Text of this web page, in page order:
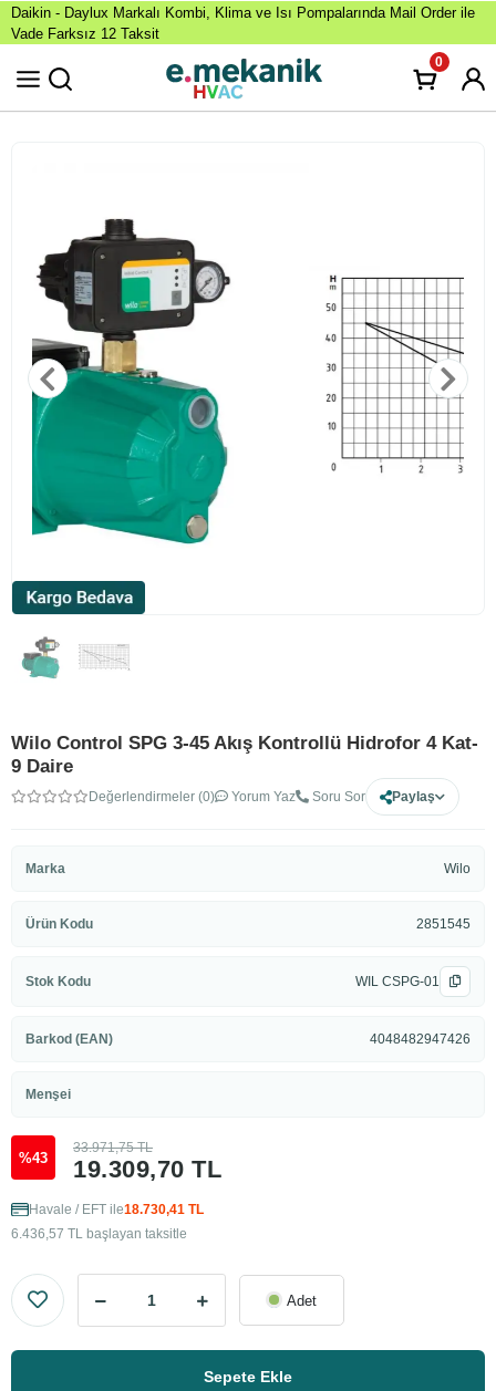
Daikin - Daylux Markalı Kombi, Klima ve Isı Pompalarında Mail Order ile
Vade Farksız 12 Taksit
0
Wilo Control SPG 3-45 Akış Kontrollü Hidrofor 4 Kat-
9 Daire
Değerlendirmeler (0) Yorum Yaz Soru Sor Paylaş
Marka Wilo
Ürün Kodu 2851545
Stok Kodu WIL CSPG-01
Barkod (EAN) 4048482947426
Menşei
%43 19.309,70 TL
33.971,75 TL
Havale / EFT ile18.730,41 TL
6.436,57 TL başlayan taksitle
Adet
Sepete Ekle